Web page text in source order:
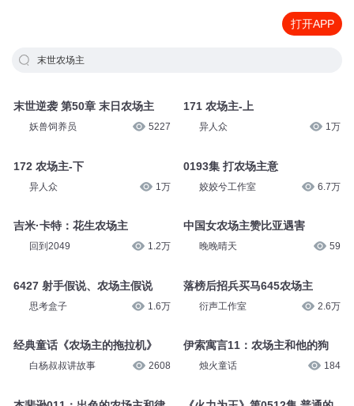
打开APP
末世农场主
末世逆袭 第50章 末日农场主
妖兽饲养员 5227
172 农场主-下
异人众 1万
吉米·卡特：花生农场主
回到2049 1.2万
6427 射手假说、农场主假说
思考盒子 1.6万
经典童话《农场主的拖拉机》
白杨叔叔讲故事 2608
171 农场主-上
异人众 1万
0193集 打农场主意
姣姣兮工作室 6.7万
中国女农场主赞比亚遇害
晚晚晴天 59
落榜后招兵买马645农场主
衍声工作室 2.6万
伊索寓言11：农场主和他的狗
烛火童话 184